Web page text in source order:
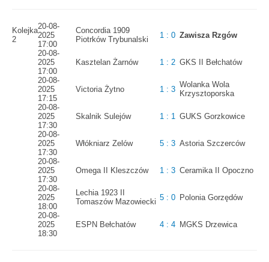
Kolejka
2
20-08-
2025
17:00
Concordia 1909
Piotrków Trybunalski
1 : 0 Zawisza Rzgów
20-08-
2025
17:00
Kasztelan Żarnów 1 : 2 GKS II Bełchatów
20-08-
2025
17:15
Victoria Żytno 1 : 3
Wolanka Wola
Krzysztoporska
20-08-
2025
17:30
Skalnik Sulejów 1 : 1 GUKS Gorzkowice
20-08-
2025
17:30
Włókniarz Zelów 5 : 3 Astoria Szczerców
20-08-
2025
17:30
Omega II Kleszczów 1 : 3 Ceramika II Opoczno
20-08-
2025
18:00
Lechia 1923 II
Tomaszów Mazowiecki 5 : 0 Polonia Gorzędów
20-08-
2025
18:30
ESPN Bełchatów 4 : 4 MGKS Drzewica